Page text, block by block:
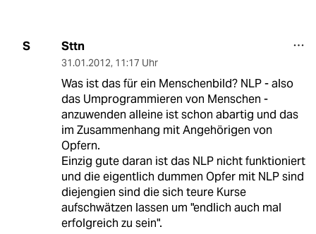
S Sttn
31.01.2012, 11:17 Uhr
Was ist das für ein Menschenbild? NLP - also
das Umprogrammieren von Menschen -
anzuwenden alleine ist schon abartig und das
im Zusammenhang mit Angehörigen von
Opfern.
Einzig gute daran ist das NLP nicht funktioniert
und die eigentlich dummen Opfer mit NLP sind
diejengien sind die sich teure Kurse
aufschwätzen lassen um "endlich auch mal
erfolgreich zu sein".